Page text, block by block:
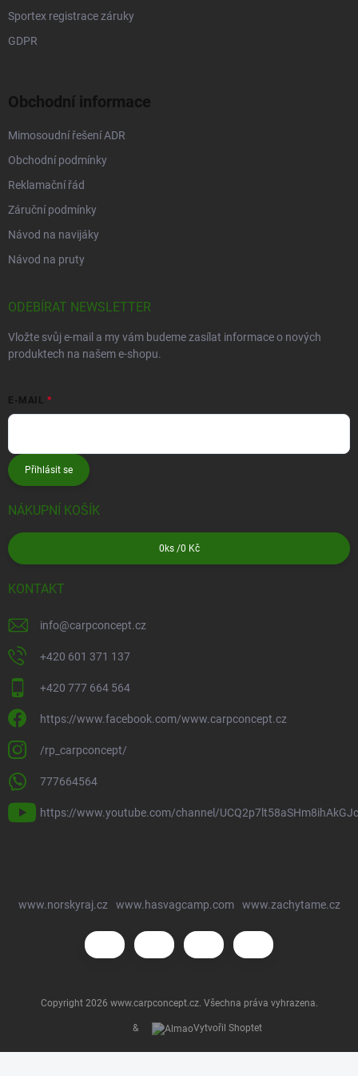
Sportex registrace záruky
GDPR
Obchodní informace
Mimosoudní řešení ADR
Obchodní podmínky
Reklamační řád
Záruční podmínky
Návod na navijáky
Návod na pruty
ODEBÍRAT NEWSLETTER
Vložte svůj e-mail a my vám budeme zasílat informace o nových
produktech na našem e-shopu.
E-MAIL
Přihlásit se
NÁKUPNÍ KOŠÍK
0ks /0 Kč
KONTAKT
info@carpconcept.cz
+420 601 371 137
+420 777 664 564
https://www.facebook.com/www.carpconcept.cz
/rp_carpconcept/
777664564
https://www.youtube.com/channel/
www.norskyraj.cz www.hasvagcamp.com www.zachytame.cz
& Vytvořil Shoptet
Copyright 2026 www.carpconcept.cz. Všechna práva vyhrazena.